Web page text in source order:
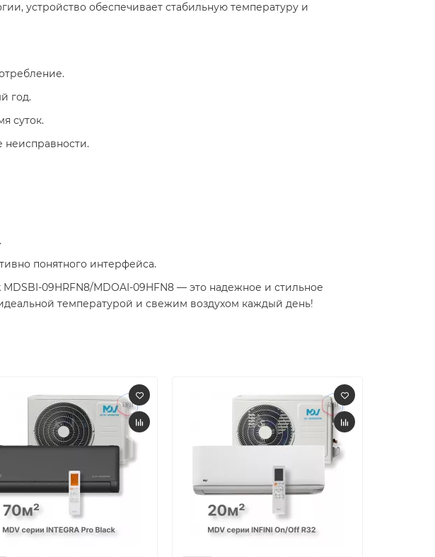
устройство обеспечивает стабильную температуру и
год.
суток.
неисправности.​
понятного интерфейса.​
09HRFN8/MDOAI-09HFN8 — это надежное и стильное
температурой и свежим воздухом каждый день!